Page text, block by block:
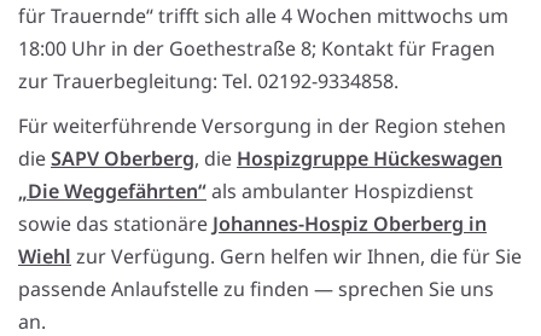
für Trauernde“ trifft sich alle 4 Wochen mittwochs um
18:00 Uhr in der Goethestraße 8; Kontakt für Fragen
zur Trauerbegleitung: Tel. 02192-9334858.
Für weiterführende Versorgung in der Region stehen
dieSAPV Oberberg, die Hospizgruppe Hückeswagen
„Die Weggefährten“als ambulanter Hospizdienst
sowie das stationäre Johannes-Hospiz Oberberg in
Wiehl zur Verfügung. Gern helfen wir Ihnen, die für Sie
passende Anlaufstelle zu finden — sprechen Sie uns
an.